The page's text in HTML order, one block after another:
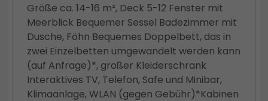
Größe ca. 14-16 m², Deck 5-12 Fenster mit
Meerblick Bequemer Sessel Badezimmer mit
Dusche, Föhn Bequemes Doppelbett, das in
zwei Einzelbetten umgewandelt werden kann
(auf Anfrage)*, großer Kleiderschrank
Interaktives TV, Telefon, Safe und Minibar,
Klimaanlage, WLAN (gegen Gebühr)*Kabinen